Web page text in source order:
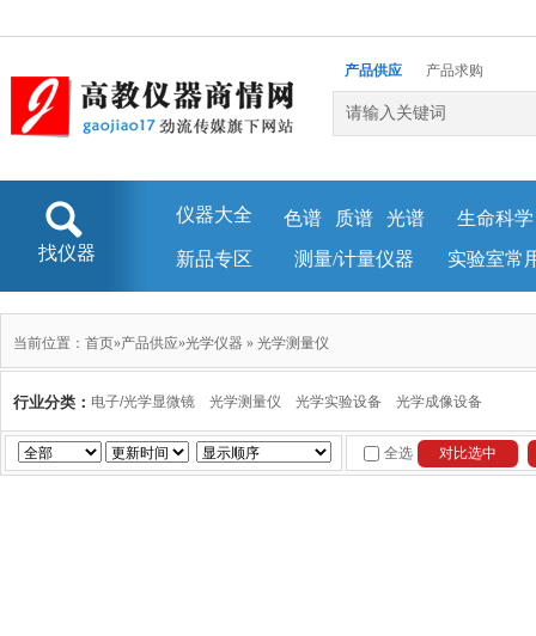
产品供应
产品求购
企业库
找仪器
仪器大全 色谱 质谱 光谱
生命科学
新品专区
测量/计量仪器 实验室常
当前位置： 首页»产品供应»光学仪器 » 光学测量仪
行业分类： 电子/光学显微镜 光学测量仪 光学实验设备 光学成像设备
全选